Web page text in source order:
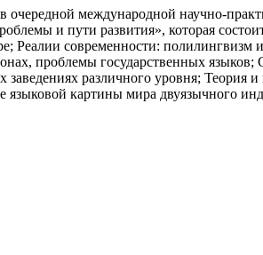
очередной международной научно-
и пути развития», которая
Реалии современности:
проблемы государственных языков;
различного уровня; Теория
языковой картины мира двуязычного